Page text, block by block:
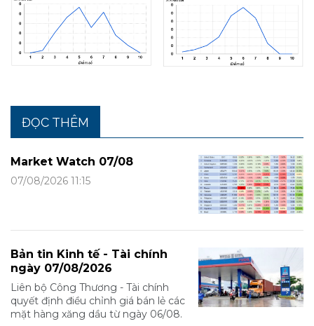
ĐỌC THÊM
Market Watch 07/08
07/08/2026 11:15
Bản tin Kinh tế - Tài chính
ngày 07/08/2026
Liên bộ Công Thương - Tài chính
quyết định điều chỉnh giá bán lẻ các
mặt hàng xăng dầu từ ngày 06/08.